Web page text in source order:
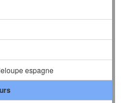
espagne